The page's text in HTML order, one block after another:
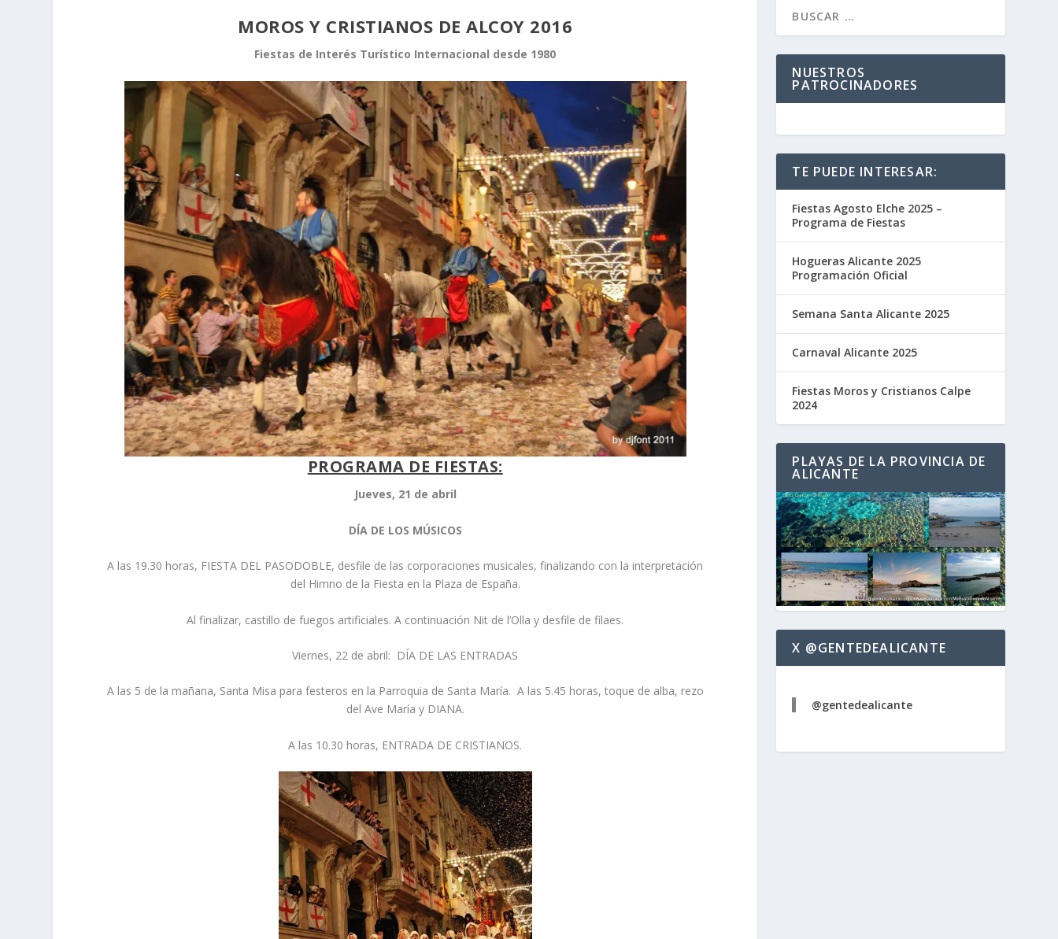
MOROS Y CRISTIANOS DE ALCOY 2016
Fiestas de Interés Turístico Internacional desde 1980
PROGRAMA DE FIESTAS:
Jueves, 21 de abril
DÍA DE LOS MÚSICOS
A las 19.30 horas, FIESTA DEL PASODOBLE, desfile de las corporaciones musicales, finalizando con la interpretación
del Himno de la Fiesta en la Plaza de España.
Al finalizar, castillo de fuegos artificiales. A continuación Nit de l’Olla y desfile de filaes.
Viernes, 22 de abril: DÍA DE LAS ENTRADAS
A las 5 de la mañana, Santa Misa para festeros en la Parroquia de Santa María. A las 5.45 horas, toque de alba, rezo
del Ave María y DIANA.
A las 10.30 horas, ENTRADA DE CRISTIANOS.
NUESTROS
PATROCINADORES
TE PUEDE INTERESAR:
Fiestas Agosto Elche 2025 –
Programa de Fiestas
Hogueras Alicante 2025
Programación Oficial
Semana Santa Alicante 2025
Carnaval Alicante 2025
Fiestas Moros y Cristianos Calpe
2024
PLAYAS DE LA PROVINCIA DE
ALICANTE
X @GENTEDEALICANTE
@gentedealicante